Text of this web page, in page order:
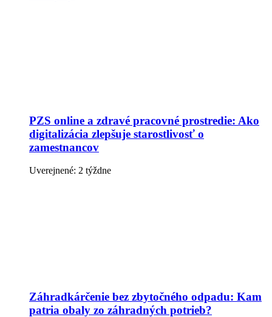
PZS online a zdravé pracovné prostredie: Ako
digitalizácia zlepšuje starostlivosť o
zamestnancov
Uverejnené: 2 týždne
Záhradkárčenie bez zbytočného odpadu: Kam
patria obaly zo záhradných potrieb?